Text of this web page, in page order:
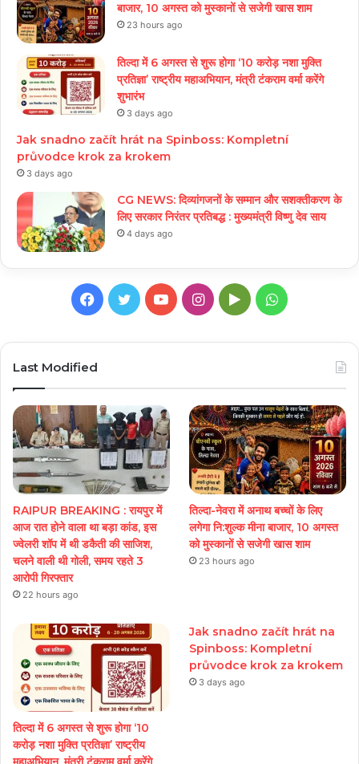
बाजार, 10 अगस्त को मुस्कानों से सजेगी खास शाम
23 hours ago
तिल्दा में 6 अगस्त से शुरू होगा ‘10 करोड़ नशा मुक्ति
प्रतिज्ञा’ राष्ट्रीय महाअभियान, मंत्री टंकराम वर्मा करेंगे
शुभारंभ
3 days ago
Jak snadno začít hrát na Spinboss: Kompletní
průvodce krok za krokem
3 days ago
CG NEWS: दिव्यांगजनों के सम्मान और सशक्तीकरण के
लिए सरकार निरंतर प्रतिबद्ध : मुख्यमंत्री विष्णु देव साय
4 days ago
Facebook
TwitterYouTubeInstagram
GoogleWhatsApp
Last Modified
RAIPUR BREAKING : रायपुर में
आज रात होने वाला था बड़ा कांड, इस
ज्वेलरी शॉप में थी डकैती की साजिश,
चलने वाली थी गोली, समय रहते 3
आरोपी गिरफ्तार
22 hours ago
तिल्दा-नेवरा में अनाथ बच्चों के लिए
लगेगा नि:शुल्क मीना बाजार, 10 अगस्त
को मुस्कानों से सजेगी खास शाम
23 hours ago
तिल्दा में 6 अगस्त से शुरू होगा ‘10
करोड़ नशा मुक्ति प्रतिज्ञा’ राष्ट्रीय
Jak snadno začít hrát na
Spinboss: Kompletní
průvodce krok za krokem
3 days ago